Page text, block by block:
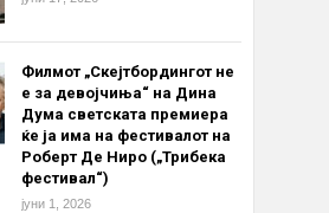
Филмот „Скејтбордингот не
е за девојчиња“ на Дина
Дума светската премиера
ќе ја има на фестивалот на
Роберт Де Ниро („Трибека
фестивал“)
јуни 1, 2026